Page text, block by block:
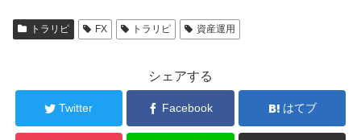
トラリピ FX トラリピ 資産運用
シェアする
Twitter Facebook はてブ